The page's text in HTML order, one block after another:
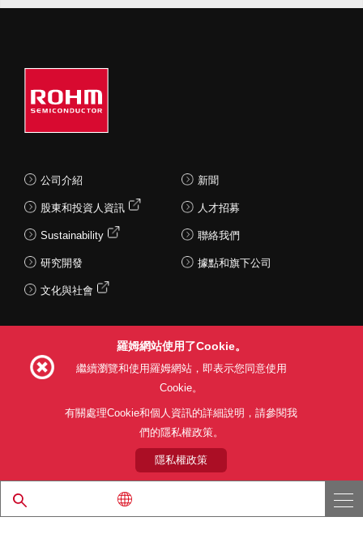
公司介紹
股東和投資人資訊
Sustainability
研究開發
文化與社會
新聞
人才招募
聯絡我們
據點和旗下公司
利用目的 隱私權政策
關於本公司產品銷售之標準條款(PDF)
© 1997 - 2026 ROHM CO., LTD. ALL RIGHTS RESERVED.
羅姆網站使用了Cookie。
繼續瀏覽和使用羅姆網站，即表示您同意使用
Cookie。
有關處理Cookie和個人資訊的詳細說明，請參閱我
們的隱私權政策。
隱私權政策